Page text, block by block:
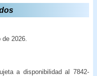
2026.
a disponibilidad al 7842-